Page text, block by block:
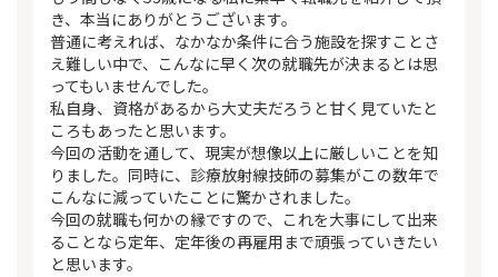
き、本当にありがとうございます。
普通に考えれば、なかなか条件に合う施設を探すことさ
え難しい中で、こんなに早く次の就職先が決まるとは思
ってもいませんでした。
私自身、資格があるから大丈夫だろうと甘く見ていたと
ころもあったと思います。
今回の活動を通して、現実が想像以上に厳しいことを知
りました。同時に、診療放射線技師の募集がこの数年で
こんなに減っていたことに驚かされました。
今回の就職も何かの縁ですので、これを大事にして出来
ることなら定年、定年後の再雇用まで頑張っていきたい
と思います。